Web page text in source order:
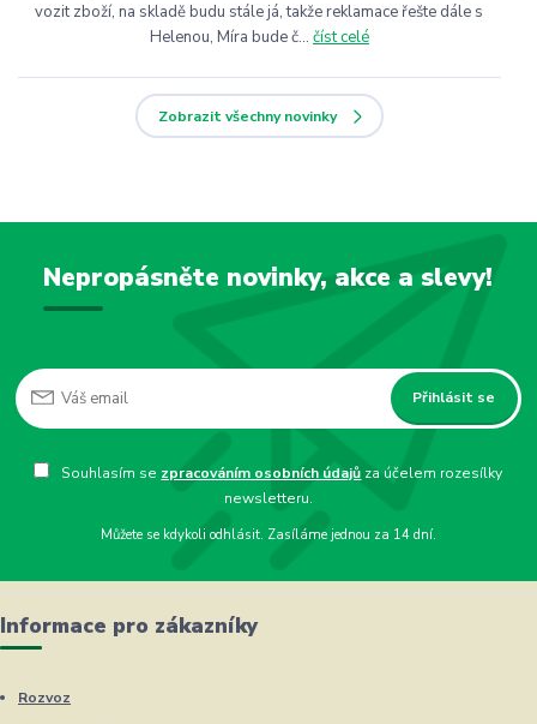
vozit zboží, na skladě budu stále já, takže reklamace řešte dále s
Helenou, Míra bude č... číst celé
Zobrazit všechny novinky
Nepropásněte novinky, akce a slevy!
Přihlásit se
Souhlasím se zpracováním osobních údajů za účelem rozesílky
newsletteru.
Můžete se kdykoli odhlásit. Zasíláme jednou za 14 dní.
Informace pro zákazníky
Rozvoz